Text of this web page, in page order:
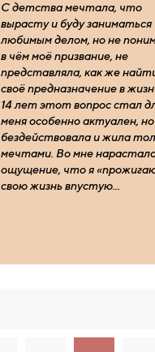
С детства мечтала, что
вырас­ту и буду заниматься
любимым делом, но не
в чём моё призвание, не
представляла, как же
своё предназначение в
14 лет этот вопрос стал
меня особенно актуален, но
бездействовала и жила
мечтами. Во мне
ощущение, что я
свою жизнь впустую...